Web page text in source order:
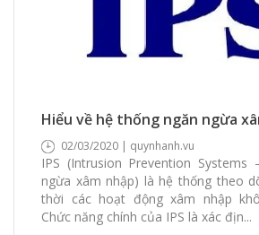
Hiểu về hệ thống ngăn ngừa
02/03/2020 | quynhanh.vu
IPS (Intrusion Prevention Systems
ngừa xâm nhập) là hệ thống theo
thời các hoạt động xâm nhập
Chức năng chính của IPS là xác địn...